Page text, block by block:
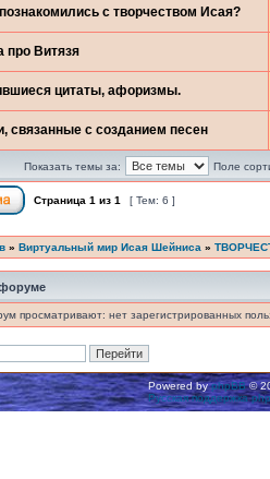
с творчеством Исая?
про Витязя
цитаты, афоризмы.
связанные с созданием песен
Показать темы за: Поле
Страница 1 из 1 [ Тем: 6 ]
» Виртуальный мир Исая Шейниса »
форуме
просматривают: нет зарегистрированных
Powered byphpBB©
Русская поддержка